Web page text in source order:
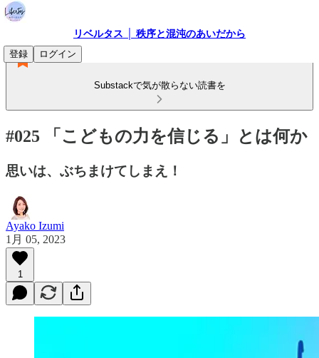
リベルタス │ 秩序と混沌のあいだから
登録
ログイン
Substackで気が散らない読書を
#025 「こどもの力を信じる」とは何か
思いは、ぶちまけてしまえ！
Ayako Izumi
1月 05, 2023
1